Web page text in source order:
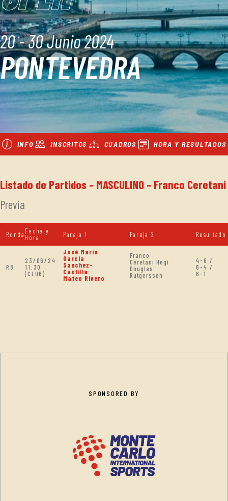
20 - 30 Junio 2024
PONTEVEDRA
INFO INSCRITOS CUADROS HORA Y RESULTADOS
Listado de Partidos - MASCULINO - Franco Ceretani
Previa
Ronda Fecha y
Hora
Pareja 1 Pareja 2 Resultado
R8
23/06/24
11:30
(CLUB)
José María
Garcia
Sanchez-
Castilla
Mateo Rivero
Franco
Ceretani Hegi
Douglas
Rutgersson
4-6 /
6-4 /
6-1
SPONSORED BY